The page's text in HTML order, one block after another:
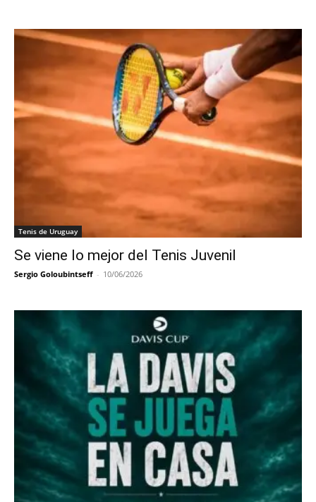
Tenis de Uruguay
Se viene lo mejor del Tenis Juvenil
Sergio Goloubintseff - 10/06/2026